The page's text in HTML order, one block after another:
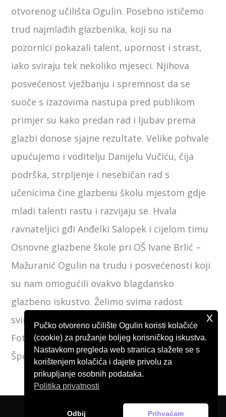
otvorenog učilišta Ogulin. Posebno ističemo
trud najmlađih glazbenika, koji su na
pozornici pokazali talent, upornost i strast,
iako sviraju tek nekoliko mjeseci. Njihova
posvećenost vježbanju i spremnost da se
suoče s izazovima nastupa pred publikom
primjer su kako predan rad i ljubav prema
glazbi donose sjajne rezultate. Velike pohvale
upućujemo i voditelju Danijelu Vučiću, čija
podrška, strpljenje i nesebičan rad s
učenicima čine glazbenu školu mjestom gdje
mladi talenti rastu i razvijaju se. Hvala
ravnateljici gđi Anđelki Salopek i cijelom timu
Osnovne glazbene škole pri OŠ Ivane Brlić –
Mažuranić Ogulin na trudu i posvećenosti koji
su nam omogućili ovakvo blagdansko
glazbeno iskustvo. Želimo svima radost
sviranja i veselimo se novim koncertima.
Fotografijewww.foto-video-in.hr, Zdravko
Špehar
Pučko otvoreno učilište Ogulin koristi kolačiće
(cookie) za pružanje boljeg korisničkog iskustva.
Nastavkom pregleda web stranica slažete se s
korištenjem kolačića i dajete privolu za
prikupljanje osobnih podataka.
Politika privatnosti
Odbij Prihvaćam
x